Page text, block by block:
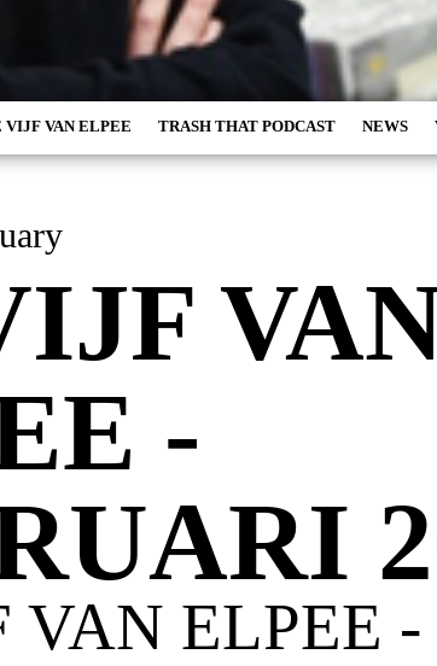
VIJF VAN ELPEE TRASH THAT PODCAST NEWS
-
VAN ELPEE